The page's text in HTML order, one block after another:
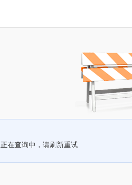
正在查询中，请刷新重试